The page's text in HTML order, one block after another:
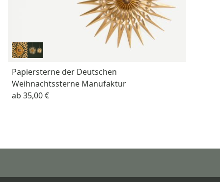
Papiersterne der Deutschen
Weihnachtssterne Manufaktur
ab 35,00 €